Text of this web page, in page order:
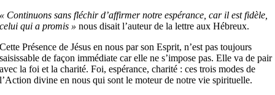
« Continuons sans fléchir d’affirmer notre espérance, car il est fidèle,
celui qui a promis » nous disait l’auteur de la lettre aux Hébreux.
Cette Présence de Jésus en nous par son Esprit, n’est pas toujours
saisissable de façon immédiate car elle ne s’impose pas. Elle va de pair
avec la foi et la charité. Foi, espérance, charité : ces trois modes de
l’Action divine en nous qui sont le moteur de notre vie spirituelle.